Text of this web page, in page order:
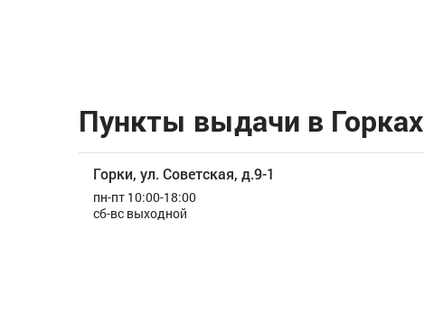
Пункты выдачи в Горках
Горки, ул. Советская, д.9-1
пн-пт 10:00-18:00
сб-вс выходной